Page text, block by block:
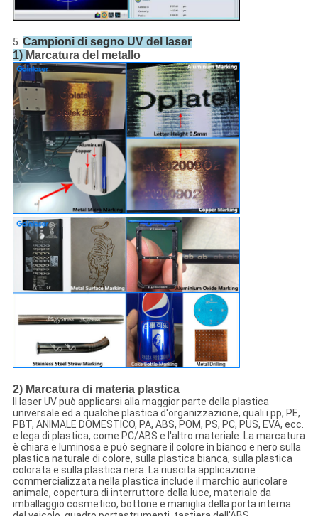
5. Campioni di segno UV del laser
1) Marcatura del metallo
2) Marcatura di materia plastica
Il laser UV può applicarsi alla maggior parte della plastica
universale ed a qualche plastica d'organizzazione, quali i pp, PE,
PBT, ANIMALE DOMESTICO, PA, ABS, POM, PS, PC, PUS, EVA, ecc.
e lega di plastica, come PC/ABS e l'altro materiale. La marcatura
è chiara e luminosa e può segnare il colore in bianco e nero sulla
plastica naturale di colore, sulla plastica bianca, sulla plastica
colorata e sulla plastica nera. La riuscita applicazione
commercializzata nella plastica include il marchio auricolare
animale, copertura di interruttore della luce, materiale da
imballaggio cosmetico, bottone e maniglia della porta interna